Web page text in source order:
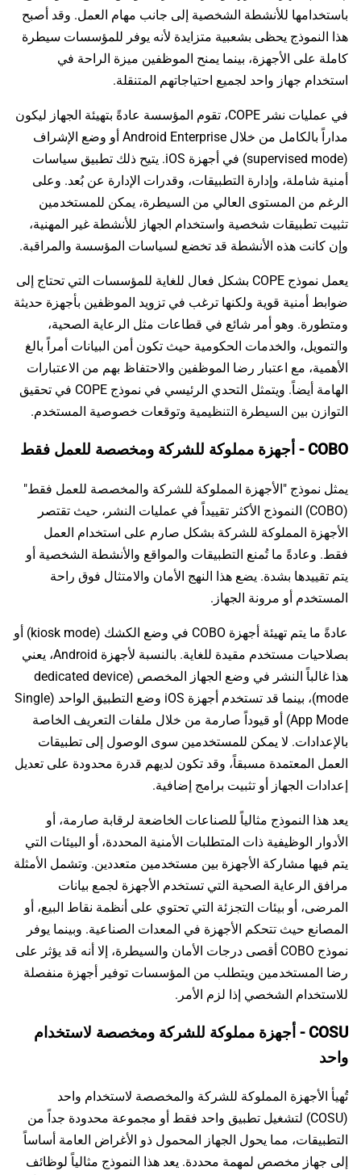
باستخدامها للأنشطة الشخصية إلى جانب مهام العمل. وقد أصبح
هذا النموذج يحظى بشعبية متزايدة لأنه يوفر للمؤسسات سيطرة
كاملة على الأجهزة، بينما يمنح الموظفين ميزة الراحة في
استخدام جهاز واحد لجميع احتياجاتهم المتنقلة.
في عمليات نشر COPE، تقوم المؤسسة عادةً بتهيئة الجهاز ليكون
مداراً بالكامل من خلال Android Enterprise أو وضع الإشراف
(supervised mode) في أجهزة iOS. يتيح ذلك تطبيق سياسات
أمنية شاملة، وإدارة التطبيقات، وقدرات الإدارة عن بُعد. وعلى
الرغم من المستوى العالي من السيطرة، يمكن للمستخدمين
تثبيت تطبيقات شخصية واستخدام الجهاز للأنشطة غير المهنية،
وإن كانت هذه الأنشطة قد تخضع لسياسات المؤسسة والمراقبة.
يعمل نموذج COPE بشكل فعال للغاية للمؤسسات التي تحتاج إلى
ضوابط أمنية قوية ولكنها ترغب في تزويد الموظفين بأجهزة حديثة
ومتطورة. وهو أمر شائع في قطاعات مثل الرعاية الصحية،
والتمويل، والخدمات الحكومية حيث تكون أمن البيانات أمراً بالغ
الأهمية، مع اعتبار رضا الموظفين والاحتفاظ بهم من الاعتبارات
الهامة أيضاً. ويتمثل التحدي الرئيسي في نموذج COPE في تحقيق
التوازن بين السيطرة التنظيمية وتوقعات خصوصية المستخدم.
COBO - أجهزة مملوكة للشركة ومخصصة للعمل فقط
يمثل نموذج "الأجهزة المملوكة للشركة والمخصصة للعمل فقط"
(COBO) النموذج الأكثر تقييداً في عمليات النشر، حيث تقتصر
الأجهزة المملوكة للشركة بشكل صارم على استخدام العمل
فقط. وعادةً ما تُمنع التطبيقات والمواقع والأنشطة الشخصية أو
يتم تقييدها بشدة. يضع هذا النهج الأمان والامتثال فوق راحة
المستخدم أو مرونة الجهاز.
عادةً ما يتم تهيئة أجهزة COBO في وضع الكشك (kiosk mode) أو
بصلاحيات مستخدم مقيدة للغاية. بالنسبة لأجهزة Android، يعني
هذا غالباً النشر في وضع الجهاز المخصص (dedicated device
mode)، بينما قد تستخدم أجهزة iOS وضع التطبيق الواحد (Single
App Mode) أو قيوداً صارمة من خلال ملفات التعريف الخاصة
بالإعدادات. لا يمكن للمستخدمين سوى الوصول إلى تطبيقات
العمل المعتمدة مسبقاً، وقد تكون لديهم قدرة محدودة على تعديل
إعدادات الجهاز أو تثبيت برامج إضافية.
يعد هذا النموذج مثالياً للصناعات الخاضعة لرقابة صارمة، أو
الأدوار الوظيفية ذات المتطلبات الأمنية المحددة، أو البيئات التي
يتم فيها مشاركة الأجهزة بين مستخدمين متعددين. وتشمل الأمثلة
مرافق الرعاية الصحية التي تستخدم الأجهزة لجمع بيانات
المرضى، أو بيئات التجزئة التي تحتوي على أنظمة نقاط البيع، أو
المصانع حيث تتحكم الأجهزة في المعدات الصناعية. وبينما يوفر
نموذج COBO أقصى درجات الأمان والسيطرة، إلا أنه قد يؤثر على
رضا المستخدمين ويتطلب من المؤسسات توفير أجهزة منفصلة
للاستخدام الشخصي إذا لزم الأمر.
COSU - أجهزة مملوكة للشركة ومخصصة لاستخدام
واحد
تُهيأ الأجهزة المملوكة للشركة والمخصصة لاستخدام واحد
(COSU) لتشغيل تطبيق واحد فقط أو مجموعة محدودة جداً من
التطبيقات، مما يحول الجهاز المحمول ذو الأغراض العامة أساساً
إلى جهاز مخصص لمهمة محددة. يعد هذا النموذج مثالياً لوظائف